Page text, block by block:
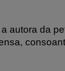
autora da